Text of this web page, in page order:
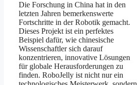
Die Forschung in China hat in den
letzten Jahren bemerkenswerte
Fortschritte in der Robotik gemacht.
Dieses Projekt ist ein perfektes
Beispiel dafür, wie chinesische
Wissenschaftler sich darauf
konzentrieren, innovative Lösungen
für globale Herausforderungen zu
finden. RoboJelly ist nicht nur ein